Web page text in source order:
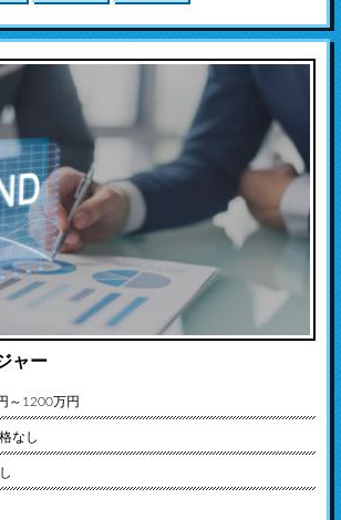
ャー
～1200万円
なし